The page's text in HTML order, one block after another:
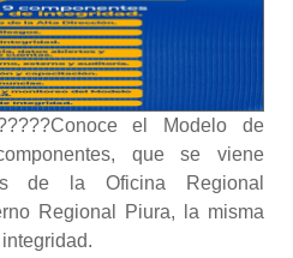
el Modelo de
que se viene
de la Oficina Regional
Regional Piura, la misma